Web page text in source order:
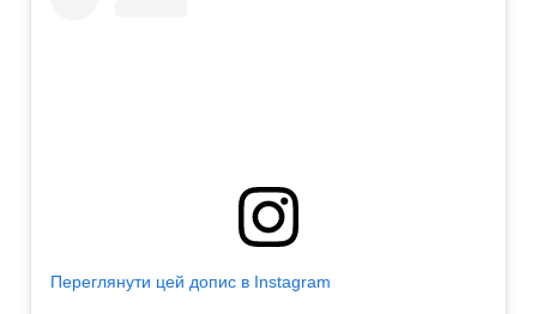
Переглянути цей допис в Instagram